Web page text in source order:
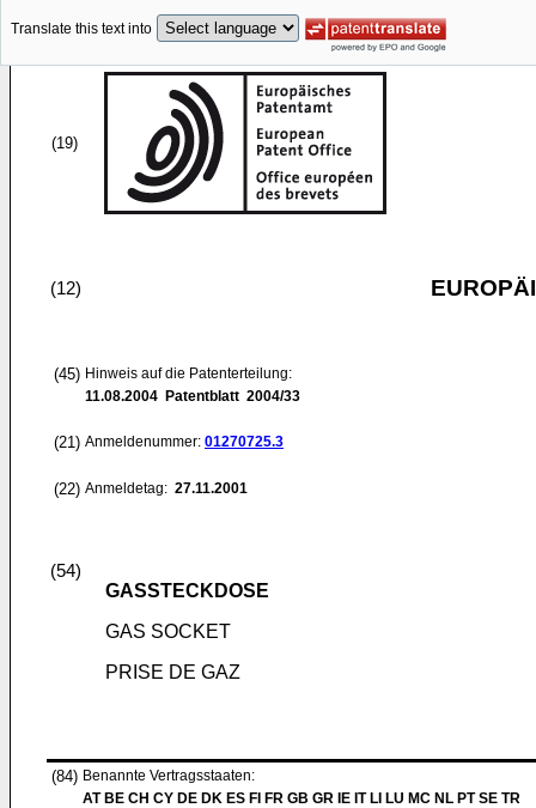
Translate this text into
(19)
(12)
(45) Hinweis auf die Patenterteilung:
11.08.2004 Patentblatt 2004/33
(21) Anmeldenummer: 01270725.3
(22) Anmeldetag: 27.11.2001
(54)
GASSTECKDOSE
GAS SOCKET
PRISE DE GAZ
(84) Benannte Vertragsstaaten:
AT BE CH CY DE DK ES FI FR GB GR IE IT LI LU MC NL PT SE TR